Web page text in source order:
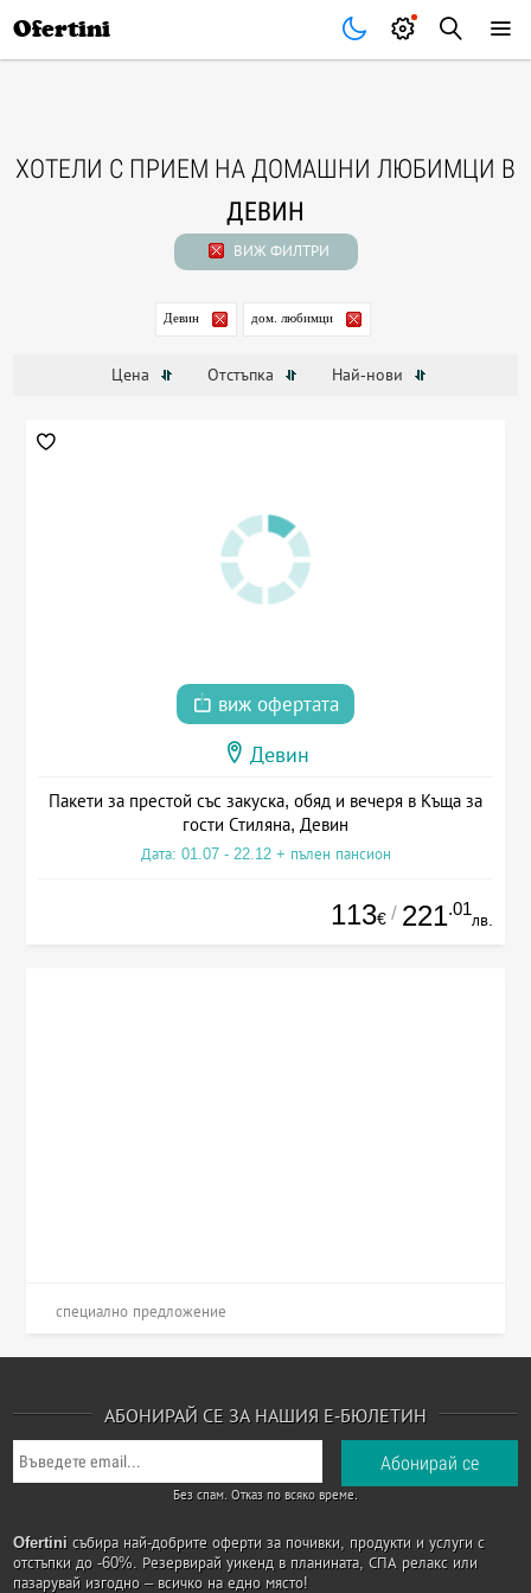
Ofertini
ХОТЕЛИ С ПРИЕМ НА ДОМАШНИ ЛЮБИМЦИ В
ДЕВИН
ВИЖ ФИЛТРИ
Девин дом. любимци
Цена Отстъпка Най-нови
виж офертата
Девин
Пакети за престой със закуска, обяд и вечеря в Къща за
гости Стиляна, Девин
Дата: 01.07 - 22.12 + пълен пансион
113€ / 221.01
лв.
специално предложение
АБОНИРАЙ СЕ ЗА НАШИЯ Е-БЮЛЕТИН
Без спам. Отказ по всяко време.
Ofertini събира най-добрите оферти за почивки, продукти и услуги с
отстъпки до -60%. Резервирай уикенд в планината, СПА релакс или
пазарувай изгодно – всичко на едно място!